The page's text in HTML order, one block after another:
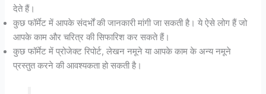
देते हैं।
कुछ फॉर्मेट में आपके संदर्भों की जानकारी मांगी जा सकती है। ये ऐसे लोग हैं जो
आपके काम और चरित्र की सिफारिश कर सकते हैं।
कुछ फॉर्मेट में प्रोजेक्ट रिपोर्ट, लेखन नमूने या आपके काम के अन्य नमूने
प्रस्तुत करने की आवश्यकता हो सकती है।